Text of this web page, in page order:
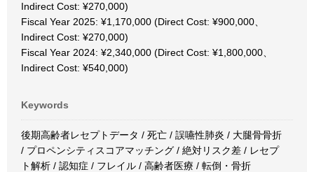
Indirect Cost: ¥270,000)
Fiscal Year 2025: ¥1,170,000 (Direct Cost: ¥900,000、
Indirect Cost: ¥270,000)
Fiscal Year 2024: ¥2,340,000 (Direct Cost: ¥1,800,000、
Indirect Cost: ¥540,000)
Keywords
後期高齢者レセプトデータ / 死亡 / 誤嚥性肺炎 / 大腿骨骨折
/ プロペンシティスコアマッチング / 絶対リスク差 / レセプ
ト解析 / 認知症 / フレイル / 高齢者医療 / 転倒・骨折